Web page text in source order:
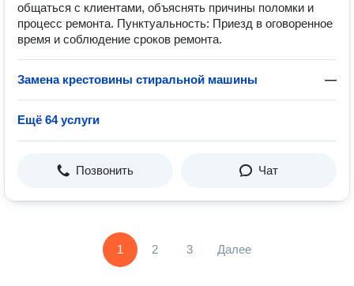
общаться с клиентами, объяснять причины поломки и
процесс ремонта. Пунктуальность: Приезд в оговоренное
время и соблюдение сроков ремонта.
Замена крестовины стиральной машины —
Ещё 64 услуги
Позвонить Чат
1 2 3 Далее